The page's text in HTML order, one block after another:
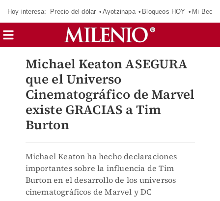
Hoy interesa: Precio del dólar Ayotzinapa Bloqueos HOY Mi Beca
Michael Keaton ASEGURA
que el Universo
Cinematográfico de Marvel
existe GRACIAS a Tim
Burton
Michael Keaton ha hecho declaraciones
importantes sobre la influencia de Tim
Burton en el desarrollo de los universos
cinematográficos de Marvel y DC